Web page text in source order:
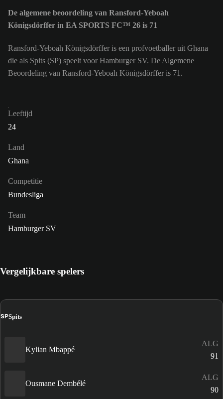
De algemene beoordeling van Ransford-Yeboah
Königsdörffer in EA SPORTS FC™ 26 is 71
Ransford-Yeboah Königsdörffer is een profvoetballer uit Ghana
die als Spits (SP) speelt voor Hamburger SV. De Algemene
Beoordeling van Ransford-Yeboah Königsdörffer is 71.
Leeftijd
24
Land
Ghana
Competitie
Bundesliga
Team
Hamburger SV
Vergelijkbare spelers
SPSpits
Kylian Mbappé
ALG
91
Ousmane Dembélé
ALG
90